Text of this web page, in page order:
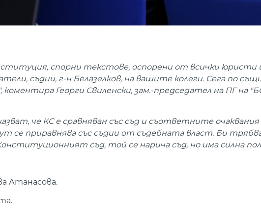
спорни текстове, оспорени от всички юристи
съдии, г-н Белазелков, на вашите колеги. Сега по
Георги Свиленски, зам.-председател на ПГ на
че КС е сравняван със съд и съответните очаквания
се приравнява със съдии от съдебната власт. Би
съд, той се нарича съд, но има силна
Атанасова.